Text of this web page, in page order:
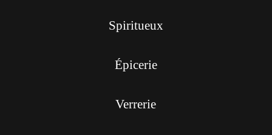
Spiritueux
Épicerie
Verrerie